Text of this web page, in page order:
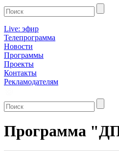
Live: эфир
Телепрограмма
Новости
Программы
Проекты
Контакты
Рекламодателям
Программа